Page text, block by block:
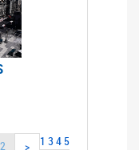
1
2 3 4 5
>